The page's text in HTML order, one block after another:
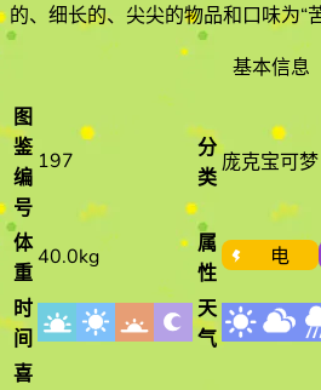
的、细长的、尖尖的物品和口味为“
基本信息
图
鉴
编
号
197
分
类
庞克宝可梦
体
重
40.0kg
属
性
电
时
间
天
气
喜